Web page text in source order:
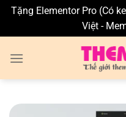
Tặng Elementor Pro (Có
Việt -